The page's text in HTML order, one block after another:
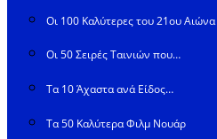
Οι 100 Καλύτερες του 21ου Αιώνα
Οι 50 Σειρές Ταινιών που…
Τα 10 Άχαστα ανά Είδος…
Τα 50 Καλύτερα Φιλμ Νουάρ